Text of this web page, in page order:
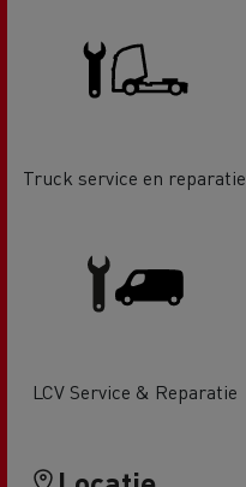
Truck service en reparatie
LCV Service & Reparatie